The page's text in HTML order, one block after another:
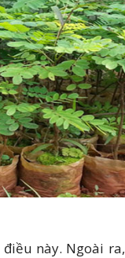
này. Ngoài